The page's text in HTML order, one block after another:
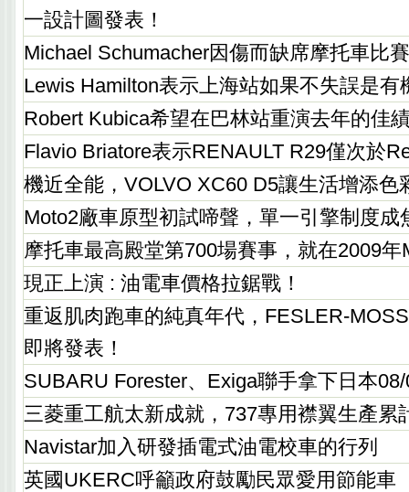
一設計圖發表！
Michael Schumacher因傷而缺席摩托車比賽
Lewis Hamilton表示上海站如果不失誤是有
Robert Kubica希望在巴林站重演去年的佳
Flavio Briatore表示RENAULT R29僅次於
機近全能，VOLVO XC60 D5讓生活增添色
Moto2廠車原型初試啼聲，單一引擎制度成
摩托車最高殿堂第700場賽事，就在2009年
現正上演 : 油電車價格拉鋸戰！
重返肌肉跑車的純真年代，FESLER-
即將發表！
SUBARU Forester、Exiga聯手拿下日本
三菱重工航太新成就，737專用襟翼生產累
Navistar加入研發插電式油電校車的行列
英國UKERC呼籲政府鼓勵民眾愛用節能車